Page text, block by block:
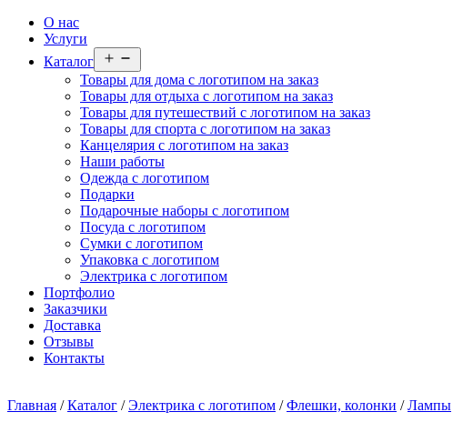
О нас
Услуги
Каталог
меню
Товары для дома с логотипом на заказ
Товары для отдыха с логотипом на заказ
Товары для путешествий с логотипом на заказ
Товары для спорта с логотипом на заказ
Канцелярия с логотипом на заказ
Наши работы
Одежда с логотипом
Подарки
Подарочные наборы с логотипом
Посуда с логотипом
Сумки с логотипом
Упаковка с логотипом
Электрика с логотипом
Портфолио
Заказчики
Доставка
Отзывы
Контакты
Главная /Каталог /Электрика с логотипом /Флешки, колонки /Лампы